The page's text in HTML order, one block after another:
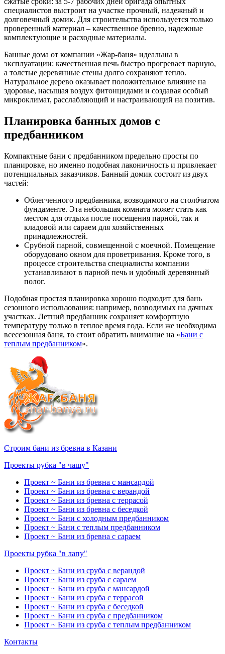
специалистов выстроит на участке прочный, надежный и
долговечный домик. Для строительства используется только
проверенный материал – качественное бревно, надежные
комплектующие и расходные материалы.
Банные дома от компании «Жар-баня» идеальны в
эксплуатации: качественная печь быстро прогревает парную,
а толстые деревянные стены долго сохраняют тепло.
Натуральное дерево оказывает положительное влияние на
здоровье, насыщая воздух фитонцидами и создавая особый
микроклимат, расслабляющий и настраивающий на позитив.
Планировка банных домов с
предбанником
Компактные бани с предбанником предельно просты по
планировке, но именно подобная лаконичность и привлекает
потенциальных заказчиков. Банный домик состоит из двух
частей:
Облегченного предбанника, возводимого на столбчатом
фундаменте. Эта небольшая комната может стать как
местом для отдыха после посещения парной, так и
кладовой или сараем для хозяйственных
принадлежностей.
Срубной парной, совмещенной с моечной. Помещение
оборудовано окном для проветривания. Кроме того, в
процессе строительства специалисты компании
устанавливают в парной печь и удобный деревянный
полог.
Подобная простая планировка хорошо подходит для бань
сезонного использования: например, возводимых на дачных
участках. Летний предбанник сохраняет комфортную
температуру только в теплое время года. Если же необходима
всесезонная баня, то стоит обратить внимание на «Бани с
теплым предбанником».
Строим бани из бревна в Казани
Проекты рубка "в чашу"
Проект ~ Бани из бревна с мансардой
Проект ~ Бани из бревна с верандой
Проект ~ Бани из бревна с террасой
Проект ~ Бани из бревна с беседкой
Проект ~ Бани с холодным предбанником
Проект ~ Бани с теплым предбанником
Проект ~ Бани из бревна с сараем
Проекты рубка "в лапу"
Проект ~ Бани из сруба с верандой
Проект ~ Бани из сруба с сараем
Проект ~ Бани из сруба с мансардой
Проект ~ Бани из сруба с террасой
Проект ~ Бани из сруба с беседкой
Проект ~ Бани из сруба с предбанником
Проект ~ Бани из сруба с теплым предбанником
Контакты